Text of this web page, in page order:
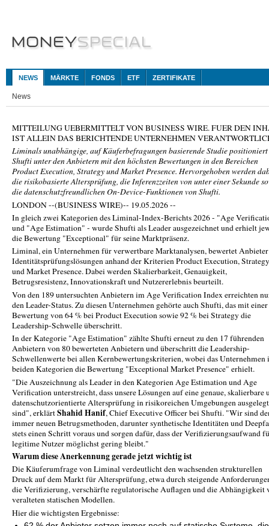
NEWS MÄRKTE FONDS ETF ZERTIFIKATE
News
MITTEILUNG UEBERMITTELT VON BUSINESS WIRE. FUER DEN
IST ALLEIN DAS BERICHTENDE UNTERNEHMEN
Liminals unabhängige, auf Käuferbefragungen basierende Studie positioniert
Shufti unter den Anbietern mit den höchsten Bewertungen in den Bereichen
Product Execution, Strategy und Market Presence. Hervorgehoben werden
die risikobasierte Altersprüfung, die Inferenzzeiten von unter einer Sekunde
die datenschutzfreundlichen On-Device-Funktionen von Shufti.
LONDON --(BUSINESS WIRE)-- 19.05.2026 --
In gleich zwei Kategorien des Liminal-Index-Berichts 2026 - "Age
und "Age Estimation" - wurde Shufti als Leader ausgezeichnet und erhielt
die Bewertung "Exceptional" für seine Marktpräsenz.
Liminal, ein Unternehmen für verwertbare Marktanalysen, bewertet
Identitätsprüfungslösungen anhand der Kriterien Product Execution, Strategy
und Market Presence. Dabei werden Skalierbarkeit, Genauigkeit,
Betrugsresistenz, Innovationskraft und Nutzererlebnis beurteilt.
Von den 189 untersuchten Anbietern im Age Verification Index erreichten
den Leader-Status. Zu diesen Unternehmen gehörte auch Shufti, das mit einer
Bewertung von 64 % bei Product Execution sowie 92 % bei Strategy die
Leadership-Schwelle überschritt.
In der Kategorie "Age Estimation" zählte Shufti erneut zu den 17 führenden
Anbietern von 80 bewerteten Anbietern und überschritt die Leadership-
Schwellenwerte bei allen Kernbewertungskriterien, wobei das Unternehmen
beiden Kategorien die Bewertung "Exceptional Market Presence" erhielt.
"Die Auszeichnung als Leader in den Kategorien Age Estimation und Age
Verification unterstreicht, dass unsere Lösungen auf eine genaue, skalierbare
datenschutzorientierte Altersprüfung in risikoreichen Umgebungen ausgelegt
sind", erklärtShahid Hanif, Chief Executive Officer bei Shufti. "Wir sind
immer neuen Betrugsmethoden, darunter synthetische Identitäten und
stets einen Schritt voraus und sorgen dafür, dass der Verifizierungsaufwand
legitime Nutzer möglichst gering bleibt."
Warum diese Anerkennung gerade jetzt wichtig ist
Die Käuferumfrage von Liminal verdeutlicht den wachsenden strukturellen
Druck auf dem Markt für Altersprüfung, etwa durch steigende
die Verifizierung, verschärfte regulatorische Auflagen und die Abhängigkeit
veralteten statischen Modellen.
Hier die wichtigsten Ergebnisse: